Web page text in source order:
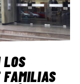
LOS
FAMILIAS